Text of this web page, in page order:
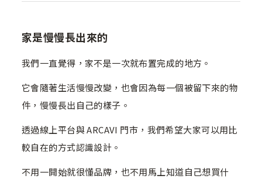
家是慢慢長出來的
我們一直覺得，家不是一次就布置完成的地方。
它會隨著生活慢慢改變，也會因為每一個被留下來的物
件，慢慢長出自己的樣子。
透過線上平台與 ARCAVI 門市，我們希望大家可以用比
較自在的方式認識設計。
不用一開始就很懂品牌，也不用馬上知道自己想買什